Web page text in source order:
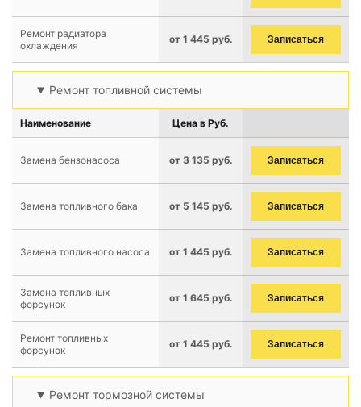
Ремонт радиатора
охлаждения
от 1 445 руб. Записаться
Ремонт топливной системы
Наименование Цена в Руб.
Замена бензонасоса от 3 135 руб. Записаться
Замена топливного бака от 5 145 руб. Записаться
Замена топливного насоса от 1 445 руб. Записаться
Замена топливных
форсунок
от 1 645 руб. Записаться
Ремонт топливных
форсунок
от 1 445 руб. Записаться
Ремонт тормозной системы